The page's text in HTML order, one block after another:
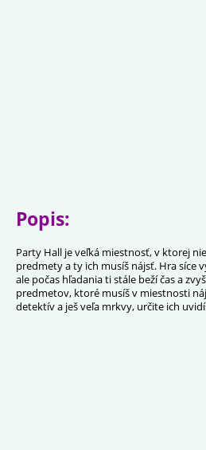
Popis:
Party Hall je veľká miestnosť, v ktorej
predmety a ty ich musíš nájsť. Hra síce
ale počas hľadania ti stále beží čas a
predmetov, ktoré musíš v miestnosti
detektív a ješ veľa mrkvy, určite ich